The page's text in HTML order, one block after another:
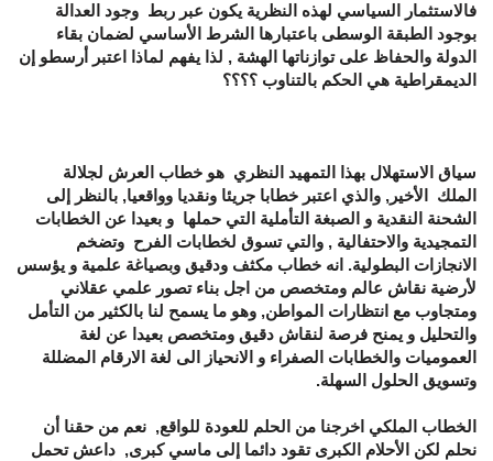
فالاستثمار السياسي لهذه النظرية يكون عبر ربط وجود العدالة
بوجود الطبقة الوسطى باعتبارها الشرط الأساسي لضمان بقاء
الدولة والحفاظ على توازناتها الهشة , لذا يفهم لماذا اعتبر أرسطو إن
الديمقراطية هي الحكم بالتناوب ؟؟؟؟
سياق الاستهلال بهذا التمهيد النظري هو خطاب العرش لجلالة
الملك الأخير, والذي اعتبر خطابا جريئا ونقديا وواقعيا, بالنظر إلى
الشحنة النقدية و الصبغة التأملية التي حملها و بعيدا عن الخطابات
التمجيدية والاحتفالية , والتي تسوق لخطابات الفرح وتضخم
الانجازات البطولية. انه خطاب مكثف ودقيق وبصياغة علمية و يؤسس
لأرضية نقاش عالم ومتخصص من اجل بناء تصور علمي عقلاني
ومتجاوب مع انتظارات المواطن, وهو ما يسمح لنا بالكثير من التأمل
والتحليل و يمنح فرصة لنقاش دقيق ومتخصص بعيدا عن لغة
العموميات والخطابات الصفراء و الانحياز الى لغة الارقام المضللة
وتسويق الحلول السهلة.
الخطاب الملكي اخرجنا من الحلم للعودة للواقع, نعم من حقنا أن
نحلم لكن الأحلام الكبرى تقود دائما إلى ماسي كبرى, داعش تحمل